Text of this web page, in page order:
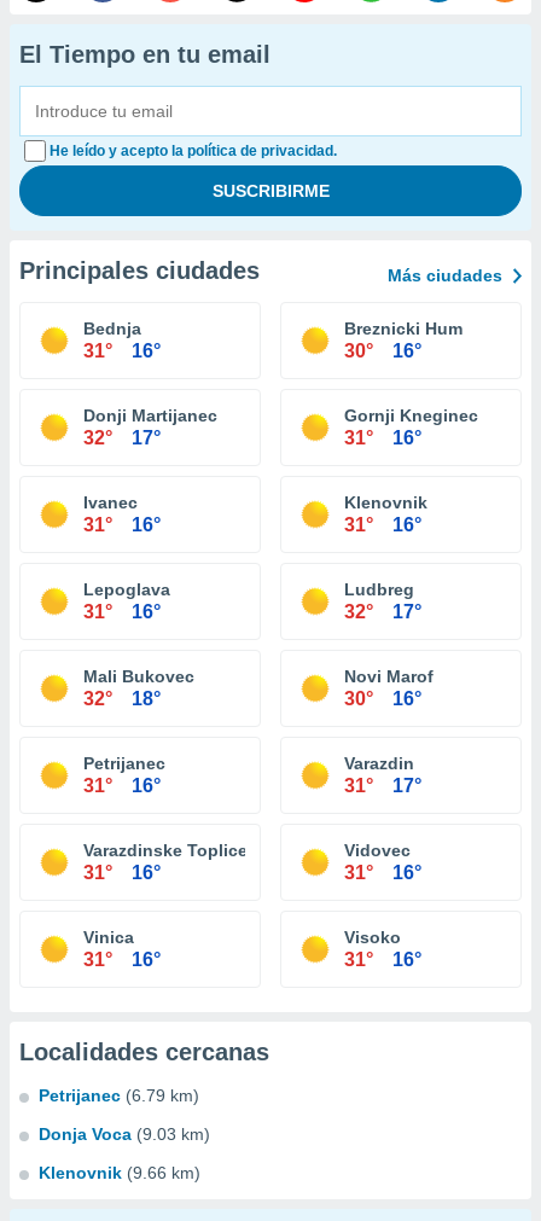
El Tiempo en tu email
He leído y acepto la política de privacidad.
Principales ciudades Más ciudades
Bednja
31° 16°
Breznicki Hum
30° 16°
Donji Martijanec
32° 17°
Gornji Kneginec
31° 16°
Ivanec
31° 16°
Klenovnik
31° 16°
Lepoglava
31° 16°
Ludbreg
32° 17°
Mali Bukovec
32° 18°
Novi Marof
30° 16°
Petrijanec
31° 16°
Varazdin
31° 17°
Varazdinske Toplice
31° 16°
Vidovec
31° 16°
Vinica
31° 16°
Visoko
31° 16°
Localidades cercanas
Petrijanec (6.79 km)
Donja Voca (9.03 km)
Klenovnik (9.66 km)